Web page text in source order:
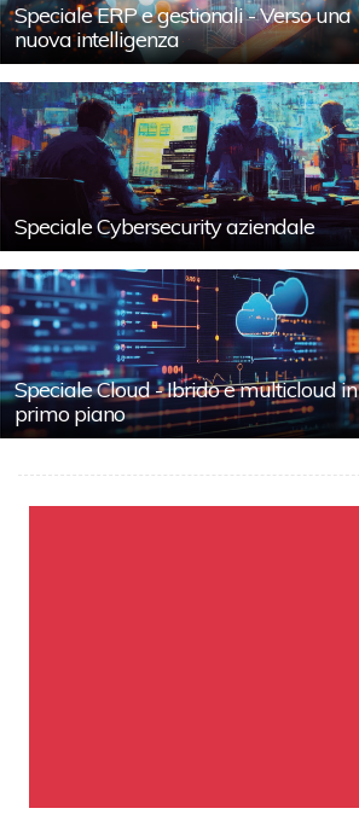
Speciale ERP e gestionali - Verso una
nuova intelligenza
Speciale Cybersecurity aziendale
Speciale Cloud - Ibrido e multicloud in
primo piano